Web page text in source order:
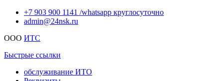
Перейти+7 903 900 1141 /whatsapp круглосуточно
admin@24nsk.ru
ООО ИТС
Быстрые ссылки
обслуживание ИТО